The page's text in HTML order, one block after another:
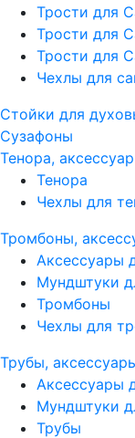
Трости для
Трости для
Трости для
Чехлы для
Стойки для
Сузафоны
Тенора,
Тенора
Чехлы для
Тромбоны,
Аксессуары
Мундштуки
Тромбоны
Чехлы для
Трубы,
Аксессуары
Мундштуки
Трубы